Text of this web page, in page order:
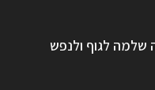
שלמה לגוף ולנפש